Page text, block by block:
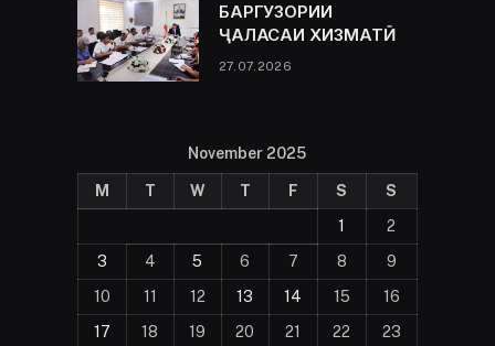
БАРГУЗОРИИ
ҶАЛАСАИ ХИЗМАТӢ
27.07.2026
November 2025
M T W T F S
S
1
2
3
4 5 6 7 8
9
10
11 12 13 14 15
16
17
18 19 20 21 22 23